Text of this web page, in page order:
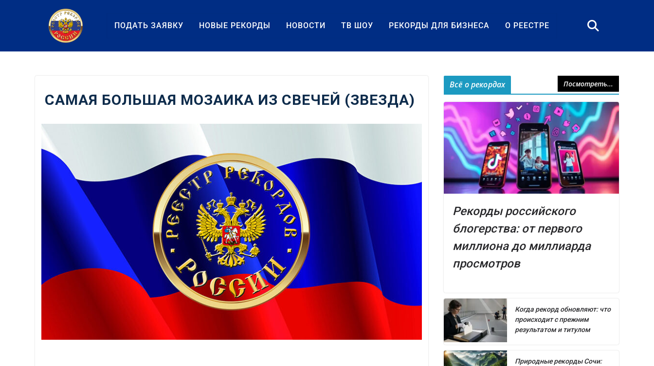
содержанию
ПОДАТЬ ЗАЯВКУ НОВЫЕ РЕКОРДЫ НОВОСТИ ТВ ШОУ РЕКОРДЫ ДЛЯ БИЗНЕСА О РЕЕСТРЕ
САМАЯ БОЛЬШАЯ МОЗАИКА ИЗ СВЕЧЕЙ (ЗВЕЗДА)
Всё о рекордах Посмотреть...
Рекорды российского
блогерства: от первого
миллиона до миллиарда
просмотров
Когда рекорд обновляют: что
происходит с прежним
результатом и титулом
Природные рекорды Сочи: